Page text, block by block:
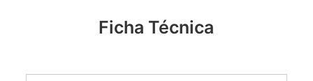
Ficha Técnica